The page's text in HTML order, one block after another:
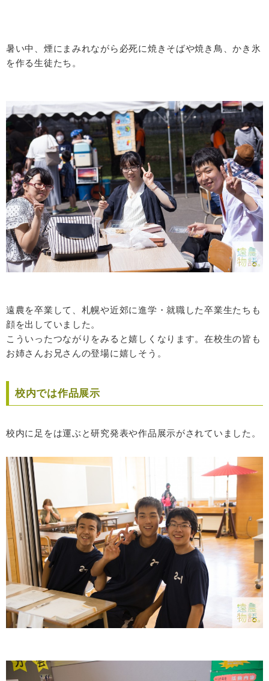
暑い中、煙にまみれながら必死に焼きそばや焼き鳥、かき氷
を作る生徒たち。
遠農を卒業して、札幌や近郊に進学・就職した卒業生たちも
顔を出していました。
こういったつながりをみると嬉しくなります。在校生の皆も
お姉さんお兄さんの登場に嬉しそう。
校内では作品展示
校内に足をは運ぶと研究発表や作品展示がされていました。